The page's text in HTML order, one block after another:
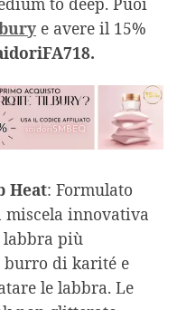
e avere il 15%
Heat: Formulato
miscela innovativa
più
burro di karité e
le labbra. Le